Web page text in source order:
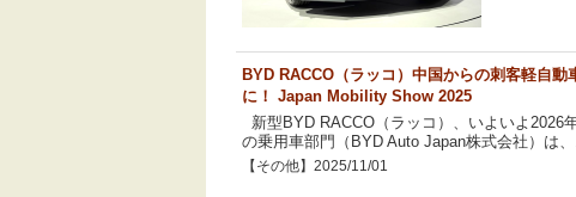
BYD RACCO（ラッコ）中国からの刺客軽自動
に！ Japan Mobility Show 2025
新型BYD RACCO（ラッコ）、いよいよ
の乗用車部門（BYD Auto Japan株式会社）は、
【その他】2025/11/01